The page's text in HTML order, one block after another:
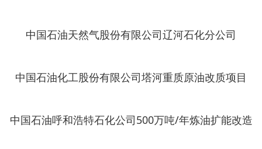
中国石油天然气股份有限公司辽河石化分公司
中国石油化工股份有限公司塔河重质原油改质项目
中国石油呼和浩特石化公司500万吨/年炼油扩能改造